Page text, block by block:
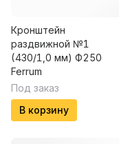
Кронштейн
раздвижной №1
(430/1,0 мм) Ф250
Ferrum
Под заказ
В корзину